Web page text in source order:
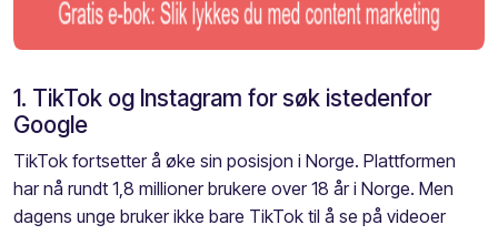
1. TikTok og Instagram for søk istedenfor
Google
TikTok fortsetter å øke sin posisjon i Norge. Plattformen
har nå rundt 1,8 millioner brukere over 18 år i Norge. Men
dagens unge bruker ikke bare TikTok til å se på videoer